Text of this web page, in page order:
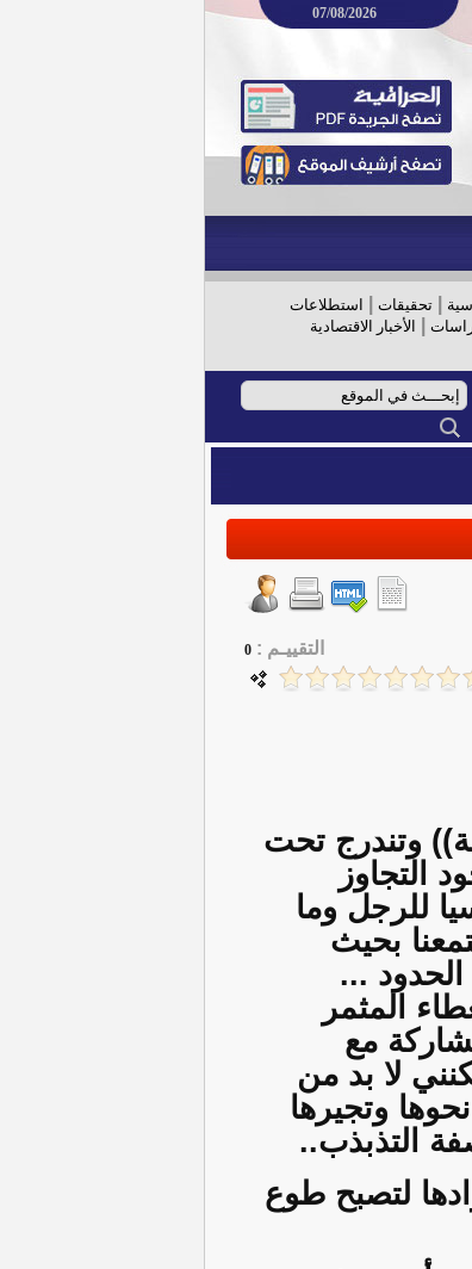
07/08/2026
تحقيقات
استطلاعات
الأخبار الاقتصادية
التقييـم : 0
وتندرج تحت
التجاوز
للرجل وما
بحيث
...
المثمر
مع
لا بد من
وتجيرها
التذبذب..
لتصبح طوع